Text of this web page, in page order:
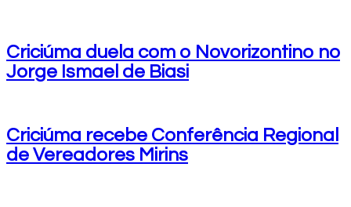
Criciúma duela com o Novorizontino no
Jorge Ismael de Biasi
Criciúma recebe Conferência Regional
de Vereadores Mirins